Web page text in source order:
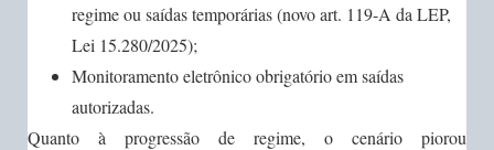
regime ou saídas temporárias (novo art. 119-A da LEP,
Lei 15.280/2025);
Monitoramento eletrônico obrigatório em saídas
autorizadas.
Quanto à progressão de regime, o cenário piorou